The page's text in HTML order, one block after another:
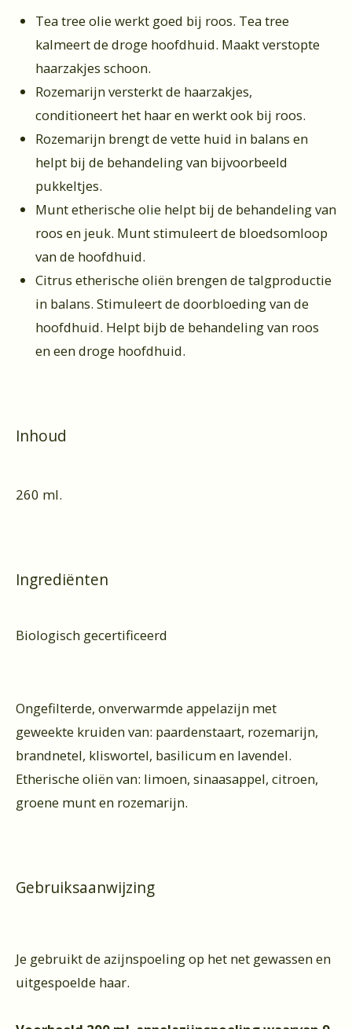
Tea tree olie werkt goed bij roos. Tea tree
kalmeert de droge hoofdhuid. Maakt verstopte
haarzakjes schoon.
Rozemarijn versterkt de haarzakjes,
conditioneert het haar en werkt ook bij roos.
Rozemarijn brengt de vette huid in balans en
helpt bij de behandeling van bijvoorbeeld
pukkeltjes.
Munt etherische olie helpt bij de behandeling van
roos en jeuk. Munt stimuleert de bloedsomloop
van de hoofdhuid.
Citrus etherische oliën brengen de talgproductie
in balans. Stimuleert de doorbloeding van de
hoofdhuid. Helpt bijb de behandeling van roos
en een droge hoofdhuid.
Inhoud
260 ml.
Ingrediënten
Biologisch gecertificeerd
Ongefilterde, onverwarmde appelazijn met
geweekte kruiden van: paardenstaart, rozemarijn,
brandnetel, kliswortel, basilicum en lavendel.
Etherische oliën van: limoen, sinaasappel, citroen,
groene munt en rozemarijn.
Gebruiksaanwijzing
Je gebruikt de azijnspoeling op het net gewassen en
uitgespoelde haar.